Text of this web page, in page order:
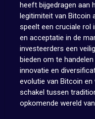
heeft bijgedragen aan
legitimiteit van Bitcoin
speelt een cruciale rol
en acceptatie in de
investeerders een
bieden om te
innovatie en
evolutie van Bitcoin
schakel tussen
opkomende wereld